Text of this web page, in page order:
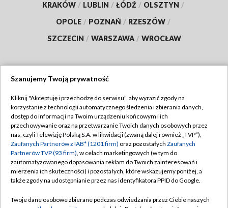
KRAKÓW / LUBLIN / ŁÓDŹ / OLSZTYN /
OPOLE / POZNAŃ / RZESZÓW /
SZCZECIN / WARSZAWA / WROCŁAW
TVP
Abonament TVP
Emisja w TVP
Centrum informacji TVP
Naziemna Telewizja Cyfrowa
Regulamin TVP
Polityka prywatności
Moje zgody
Pomoc
Szanujemy Twoją prywatność
Kliknij "Akceptuję i przechodzę do serwisu", aby wyrazić zgody na
korzystanie z technologii automatycznego śledzenia i zbierania danych,
dostęp do informacji na Twoim urządzeniu końcowym i ich
przechowywanie oraz na przetwarzanie Twoich danych osobowych przez
nas, czyli Telewizję Polską S.A. w likwidacji (zwaną dalej również „TVP”),
Zaufanych Partnerów z IAB* (1201 firm) oraz pozostałych Zaufanych
Partnerów TVP (93 firm), w celach marketingowych (w tym do
zautomatyzowanego dopasowania reklam do Twoich zainteresowań i
mierzenia ich skuteczności) i pozostałych, które wskazujemy poniżej, a
także zgody na udostępnianie przez nas identyfikatora PPID do Google.
Twoje dane osobowe zbierane podczas odwiedzania przez Ciebie naszych